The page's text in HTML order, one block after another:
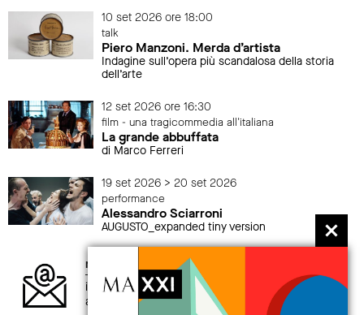
10 set 2026 ore 18:00
talk
Piero Manzoni. Merda d’artista
Indagine sull’opera più scandalosa della storia
dell’arte
12 set 2026 ore 16:30
film - una tragicommedia all'italiana
La grande abbuffata
di Marco Ferreri
19 set 2026 > 20 set 2026
performance
Alessandro Sciarroni
AUGUSTO_expanded tiny version
newsletter
iscriviti alla newsletter per non perdere gli
aggiornamenti sul mondo MAXXI